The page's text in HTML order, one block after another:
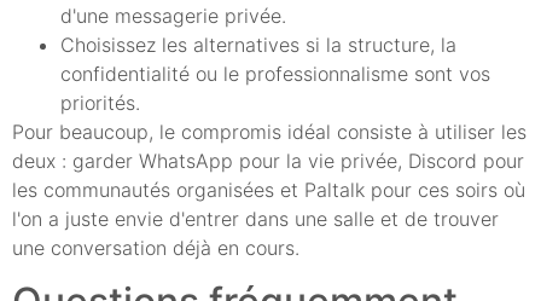
d'une messagerie privée.
Choisissez les alternatives si la structure, la
confidentialité ou le professionnalisme sont vos
priorités.
Pour beaucoup, le compromis idéal consiste à utiliser les
deux : garder WhatsApp pour la vie privée, Discord pour
les communautés organisées et Paltalk pour ces soirs où
l'on a juste envie d'entrer dans une salle et de trouver
une conversation déjà en cours.